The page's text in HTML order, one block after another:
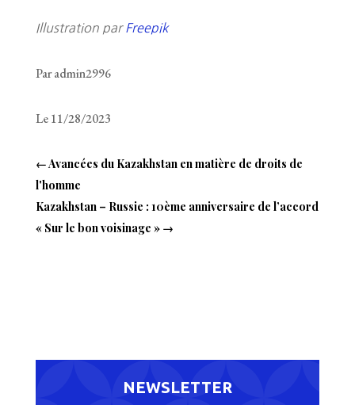
Illustration par Freepik
Par admin2996
Le 11/28/2023
←Avancées du Kazakhstan en matière de droits de
l'homme
Kazakhstan – Russie : 10ème anniversaire de l’accord
« Sur le bon voisinage »→
NEWSLETTER